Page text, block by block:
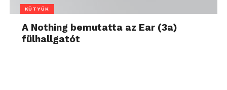
KÜTYÜK
A Nothing bemutatta az Ear (3a)
fülhallgatót